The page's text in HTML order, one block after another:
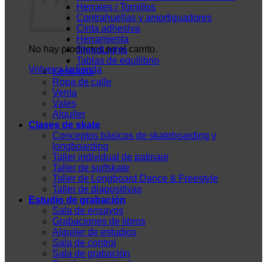
No hay productos en el carrito.
Volver a la tienda
Herrajes / Tornillos
Contrahuellas y amortiguadores
Cinta adhesiva
Herramienta
ShredLights
Tablas de equilibrio
Kendama
Ropa de calle
Venta
Vales
Alquiler
Clases de skate
Conceptos básicos de skateboarding y
longboarding
Taller individual de patinaje
Taller de surfskate
Taller de Longboard Dance & Freestyle
Taller de diapositivas
Estudio de grabación
Sala de ensayos
Grabaciones de libros
Alquiler de estudios
Sala de control
Sala de grabación